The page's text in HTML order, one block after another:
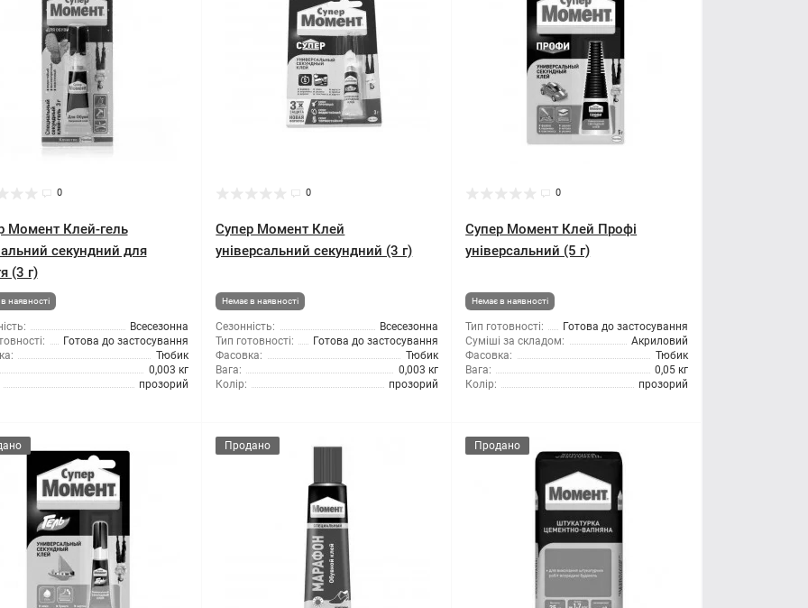
0
Момент Клей-гель
секундний для
(3 г)
наявності
Всесезонна
Готова до застосування
Тюбик
0,003 кг
прозорий
0
Супер Момент Клей
універсальний секундний (3 г)
Немає в наявності
Сезонність:
Всесезонна
Тип готовності:
Готова до застосування
Фасовка:
Тюбик
Вага:
0,003 кг
Колір:
прозорий
0
Супер Момент Клей Профі
універсальний (5 г)
Немає в наявності
Тип готовності:
Готова до застосування
Суміші за складом:
Акриловий
Фасовка:
Тюбик
Вага:
0,05 кг
Колір:
прозорий
Продано Продано